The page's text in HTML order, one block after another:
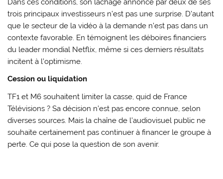
Dans ces conditions, son lâchage annoncé par deux de ses
trois principaux investisseurs n’est pas une surprise. D’autant
que le secteur de la vidéo à la demande n’est pas dans un
contexte favorable. En témoignent les déboires financiers
du leader mondial Netflix, même si ces derniers résultats
incitent à l’optimisme.
Cession ou liquidation
TF1 et M6 souhaitent limiter la casse, quid de France
Télévisions ? Sa décision n’est pas encore connue, selon
diverses sources. Mais la chaîne de l’audiovisuel public ne
souhaite certainement pas continuer à financer le groupe à
perte. Ce qui pose la question de son avenir.